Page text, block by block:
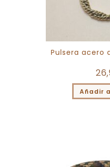
Pulsera acero
Añadir